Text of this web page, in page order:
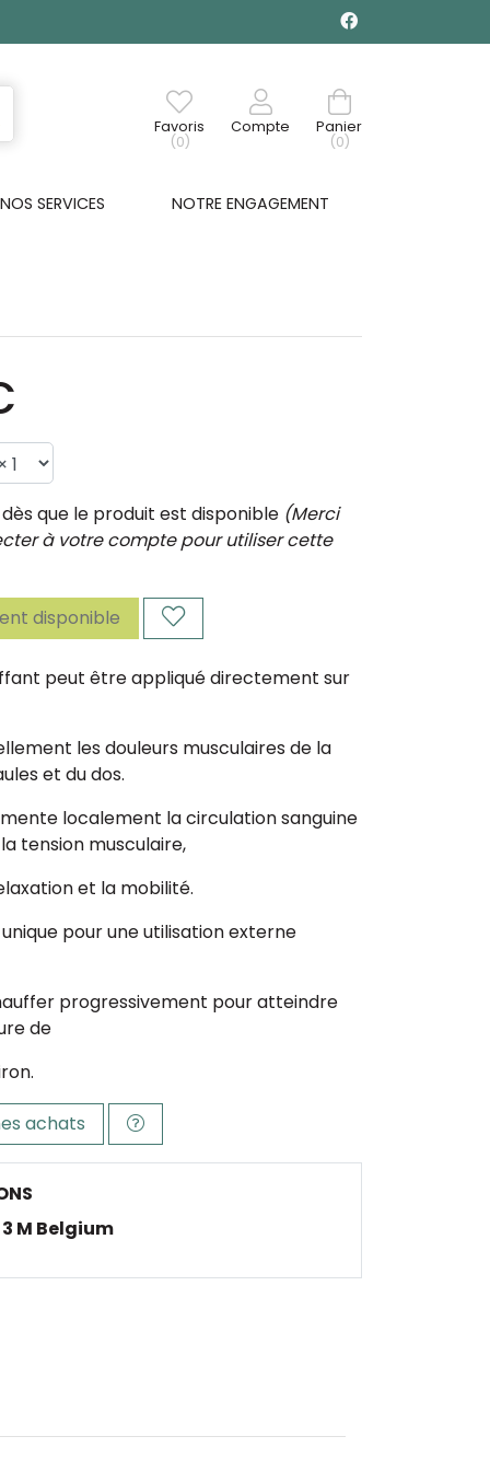
Favoris
(0)
Compte
Panier
(0)
NOS SERVICES NOTRE ENGAGEMENT
que le produit est disponible (Merci
à votre compte pour utiliser cette
disponible
peut être appliqué directement sur
les douleurs musculaires de la
et du dos.
localement la circulation sanguine
tension musculaire,
et la mobilité.
pour une utilisation externe
progressivement pour atteindre
de
achats
3 M Belgium